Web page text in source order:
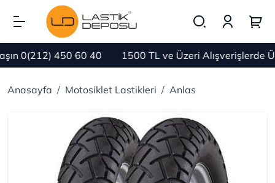
0(212) 450 60 40 1500 TL ve Üzeri Alışverişlerde
Anasayfa Motosiklet Lastikleri Anlas